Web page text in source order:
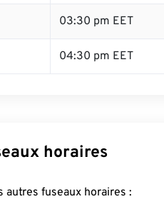
03:30 pm EET
04:30 pm EET
horaires
autres fuseaux horaires :